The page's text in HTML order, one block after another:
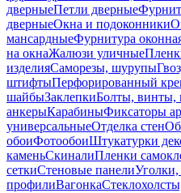
дверныеПетли дверные
дверныеОкна и подоконники
мансардныеФурнитура
на окнаЖалюзи уличные
изделияСаморезы, шурупы
штифтыПерфорированный
шайбыЗаклепкиБолты, винты,
анкерыКарабиныФиксаторы
универсальныеОтделка стен
обоиФотообоиШтукатурки
каменьСкиналиПленки
сеткиСтеновые панелиУголки,
профилиВагонка